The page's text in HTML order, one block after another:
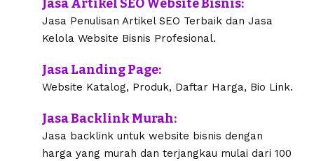
Jasa Artikel SEO Website Bisnis:
Jasa Penulisan Artikel SEO Terbaik dan Jasa
Kelola Website Bisnis Profesional.
Jasa Landing Page:
Website Katalog, Produk, Daftar Harga, Bio Link.
Jasa Backlink Murah:
Jasa backlink untuk website bisnis dengan
harga yang murah dan terjangkau mulai dari 100